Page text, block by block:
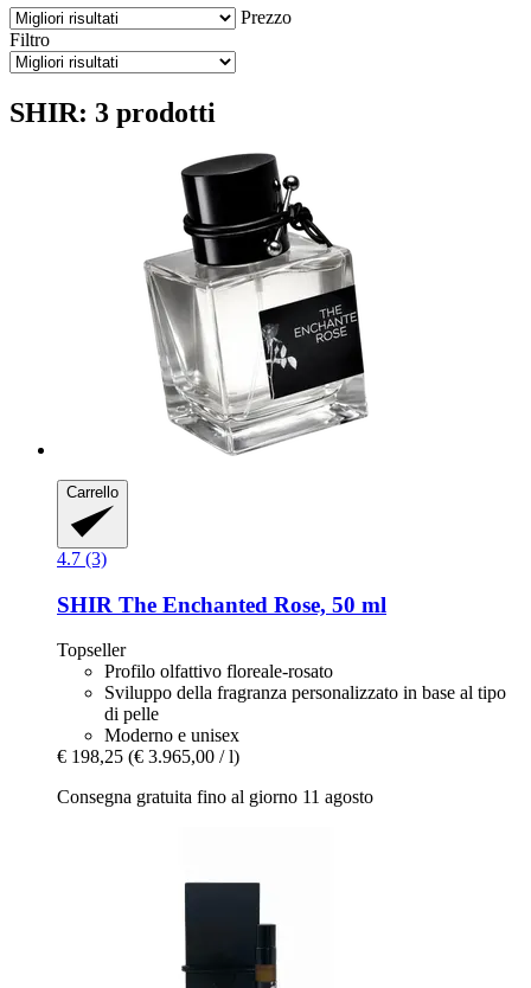
Prezzo
Filtro
SHIR: 3 prodotti
Carrello
4.7 (3)
SHIR The Enchanted Rose, 50 ml
Topseller
Profilo olfattivo floreale-rosato
Sviluppo della fragranza personalizzato in base al tipo
di pelle
Moderno e unisex
€ 198,25 (€ 3.965,00 / l)
Consegna gratuita fino al giorno 11 agosto